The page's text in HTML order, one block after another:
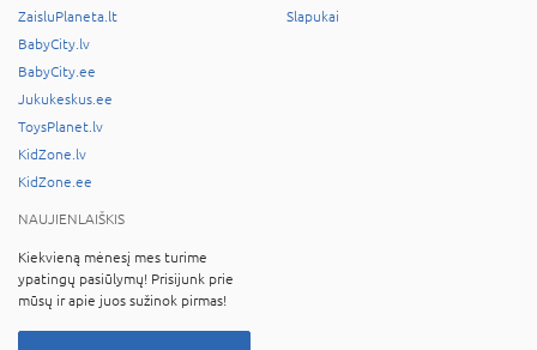
ZaisluPlaneta.lt
BabyCity.lv
BabyCity.ee
Jukukeskus.ee
ToysPlanet.lv
KidZone.lv
KidZone.ee
Slapukai
NAUJIENLAIŠKIS
Kiekvieną mėnesį mes turime
ypatingų pasiūlymų! Prisijunk prie
mūsų ir apie juos sužinok pirmas!